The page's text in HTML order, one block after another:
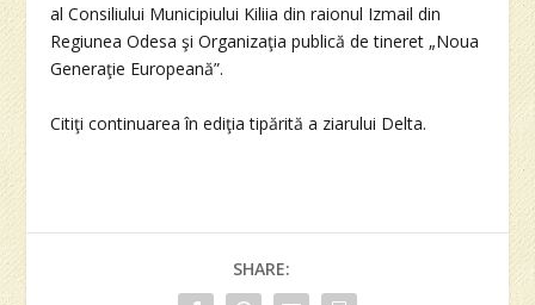
al Consiliului Municipiului Kiliia din raionul Izmail din
Regiunea Odesa şi Organizaţia publică de tineret „Noua
Generaţie Europeană”.
Citiţi continuarea în ediţia tipărită a ziarului Delta.
SHARE: